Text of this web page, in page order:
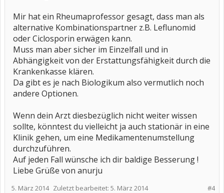
Mir hat ein Rheumaprofessor gesagt, dass man als
alternative Kombinationspartner z.B. Leflunomid
oder Ciclosporin erwägen kann.
Muss man aber sicher im Einzelfall und in
Abhängigkeit von der Erstattungsfähigkeit durch die
Krankenkasse klären.
Da gibt es je nach Biologikum also vermutlich noch
andere Optionen.
Wenn dein Arzt diesbezüglich nicht weiter wissen
sollte, könntest du vielleicht ja auch stationär in eine
Klinik gehen, um eine Medikamentenumstellung
durchzuführen.
Auf jeden Fall wünsche ich dir baldige Besserung !
Liebe Grüße von anurju
#4
5. März 2014 Zuletzt bearbeitet: 5. März 2014